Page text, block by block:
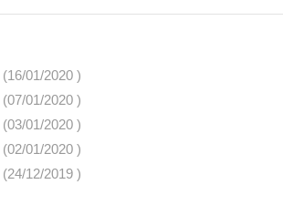
(16/01/2020 )
(07/01/2020 )
(03/01/2020 )
(02/01/2020 )
(24/12/2019 )